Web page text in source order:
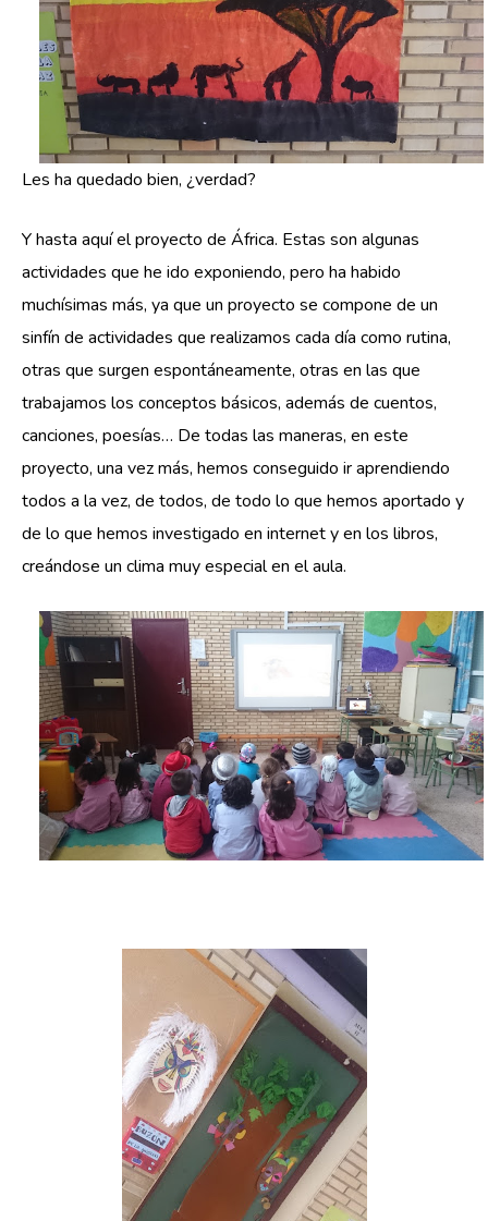
Les ha quedado bien, ¿verdad?
Y hasta aquí el proyecto de África. Estas son algunas
actividades que he ido exponiendo, pero ha habido
muchísimas más, ya que un proyecto se compone de un
sinfín de actividades que realizamos cada día como rutina,
otras que surgen espontáneamente, otras en las que
trabajamos los conceptos básicos, además de cuentos,
canciones, poesías… De todas las maneras, en este
proyecto, una vez más, hemos conseguido ir aprendiendo
todos a la vez, de todos, de todo lo que hemos aportado y
de lo que hemos investigado en internet y en los libros,
creándose un clima muy especial en el aula.